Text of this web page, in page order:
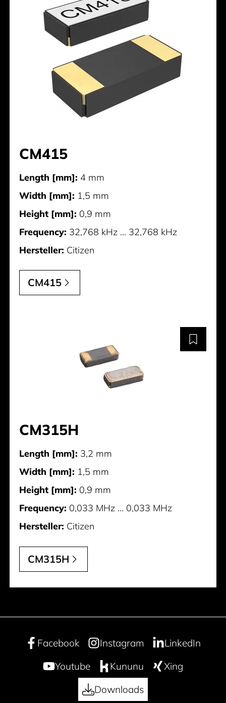
CM415
Length [mm]: 4 mm
Width [mm]: 1,5 mm
Height [mm]: 0,9 mm
Frequency: 32,768 kHz ... 32,768 kHz
Hersteller: Citizen
CM415
CM315H
Length [mm]: 3,2 mm
Width [mm]: 1,5 mm
Height [mm]: 0,9 mm
Frequency: 0,033 MHz ... 0,033 MHz
Hersteller: Citizen
CM315H
Facebook Instagram
LinkedIn
Youtube
Kununu
Xing
Downloads